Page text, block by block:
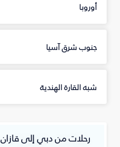
أوروبا
جنوب شرق آسيا
شبه القارة الهندية
رحلات من دبي إلى قازان